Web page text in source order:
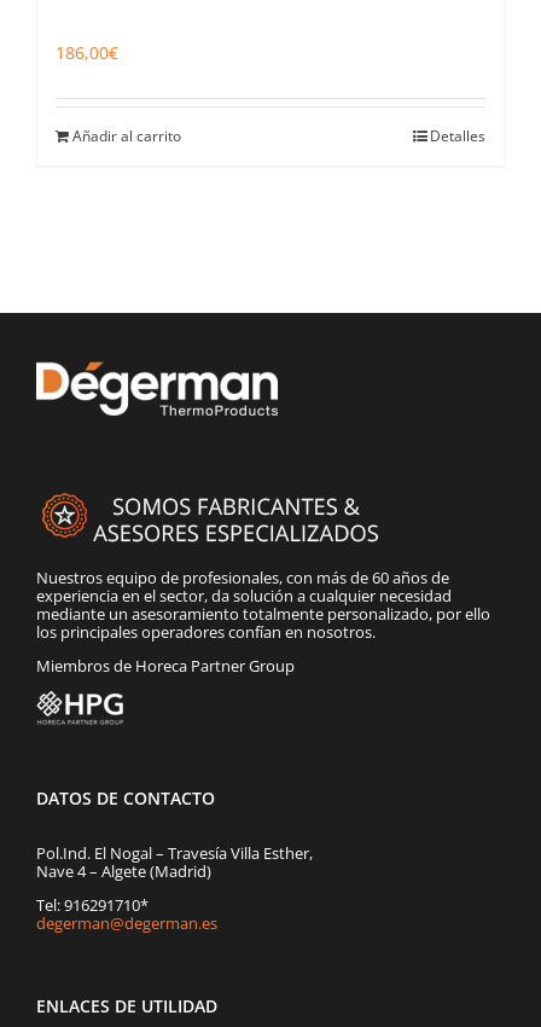
186,00€
Añadir al carrito Detalles
Nuestros equipo de profesionales, con más de 60 años de
experiencia en el sector, da solución a cualquier necesidad
mediante un asesoramiento totalmente personalizado, por ello
los principales operadores confían en nosotros.
Miembros de Horeca Partner Group
DATOS DE CONTACTO
Pol.Ind. El Nogal – Travesía Villa Esther,
Nave 4 – Algete (Madrid)
Tel: 916291710*
degerman@degerman.es
ENLACES DE UTILIDAD